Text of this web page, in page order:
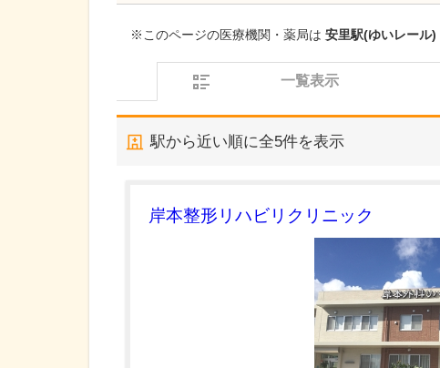
※このページの医療機関・薬局は 安里駅(ゆいレール)
一覧表示
駅から近い順に全5件を表示
岸本整形リハビリクリニック